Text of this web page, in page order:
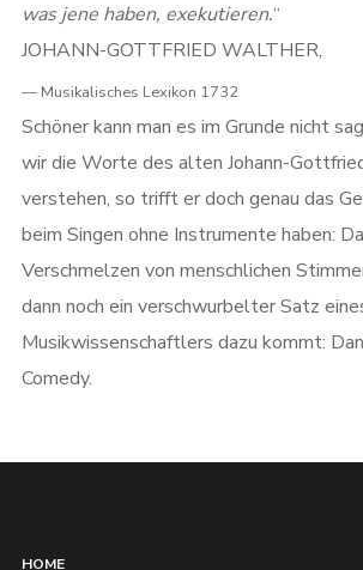
was jene haben, exekutieren.“
JOHANN-GOTTFRIED WALTHER,
Musikalisches Lexikon 1732
Schöner kann man es im Grunde nicht
wir die Worte des alten Johann-
verstehen, so trifft er doch genau das
beim Singen ohne Instrumente haben:
Verschmelzen von menschlichen
dann noch ein verschwurbelter Satz
Musikwissenschaftlers dazu kommt:
Comedy.
HOME